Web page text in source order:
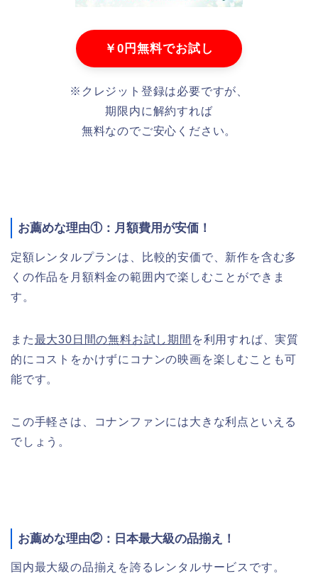
￥0円無料でお試し
※クレジット登録は必要ですが、
期限内に解約すれば
無料なのでご安心ください。
お薦めな理由①：月額費用が安価！
定額レンタルプランは、比較的安価で、新作を含む多
くの作品を月額料金の範囲内で楽しむことができま
す。
また最大30日間の無料お試し期間 を利用すれば、実質
的にコストをかけずにコナンの映画を楽しむことも可
能です。
この手軽さは、コナンファンには大きな利点といえる
でしょう。
お薦めな理由②：日本最大級の品揃え！
国内最大級の品揃えを誇るレンタルサービスです。